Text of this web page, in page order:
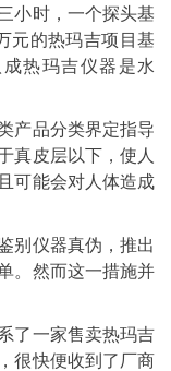
小时，一个探头基
元的热玛吉项目基
热玛吉仪器是水
品分类界定指导
真皮层以下，使人
可能会对人体造成
仪器真伪，推出
。然而这一措施并
一家售卖热玛吉
很快便收到了厂商